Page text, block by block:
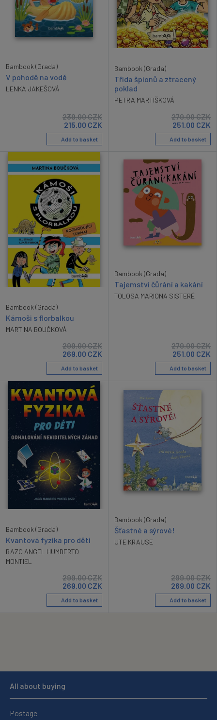
Bambook (Grada)
V pohodě na vodě
LENKA JAKEŠOVÁ
239.00CZK
215.00 CZK
Add to basket
Bambook (Grada)
Třída špionů a ztracený
poklad
PETRA MARTIŠKOVÁ
279.00CZK
251.00 CZK
Add to basket
Bambook (Grada)
Kámoši s florbalkou
MARTINA BOUČKOVÁ
299.00CZK
269.00 CZK
Add to basket
Bambook (Grada)
Tajemství čůrání a kakání
TOLOSA MARIONA SISTERÉ
279.00CZK
251.00 CZK
Add to basket
Bambook (Grada)
Kvantová fyzika pro děti
RAZO ANGEL HUMBERTO
MONTIEL
299.00CZK
269.00 CZK
Add to basket
Bambook (Grada)
Šťastné a sýrové!
UTE KRAUSE
299.00CZK
269.00 CZK
Add to basket
All about buying
Postage